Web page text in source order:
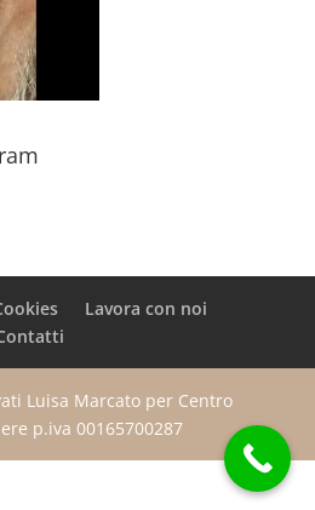
Lavora con noi
Luisa Marcato per Centro
p.iva 00165700287